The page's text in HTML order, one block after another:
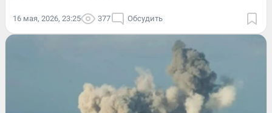
16 мая, 2026, 23:25 377 Обсудить